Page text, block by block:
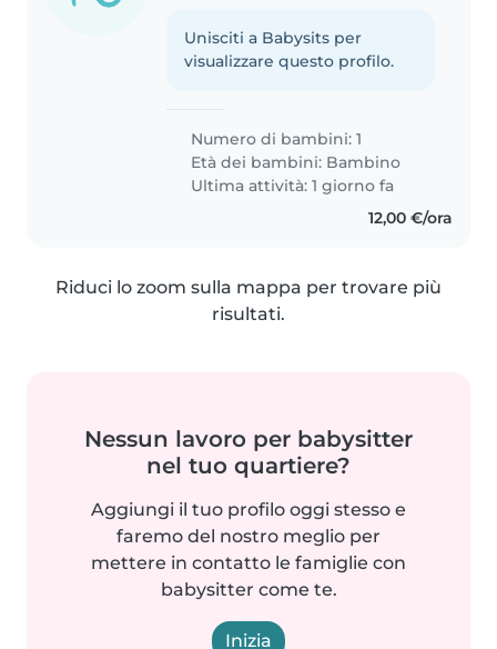
Unisciti a Babysits per
visualizzare questo profilo.
Numero di bambini: 1
Età dei bambini: Bambino
Ultima attività: 1 giorno fa
12,00 €/ora
Riduci lo zoom sulla mappa per trovare più
risultati.
Nessun lavoro per babysitter
nel tuo quartiere?
Aggiungi il tuo profilo oggi stesso e
faremo del nostro meglio per
mettere in contatto le famiglie con
babysitter come te.
Inizia